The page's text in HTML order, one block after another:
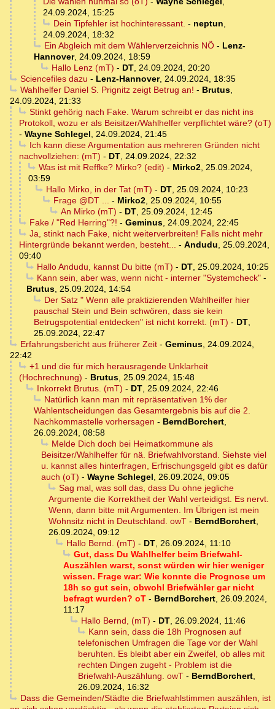
24.09.2024, 15:25
Dein Tipfehler ist hochinteressant. - neptun,
24.09.2024, 18:32
Ein Abgleich mit dem Wählerverzeichnis NÖ- Lenz-
Hannover, 24.09.2024, 18:59
Hallo Lenz (mT) - DT, 24.09.2024, 20:20
Sciencefiles dazu - Lenz-Hannover, 24.09.2024, 18:35
Wahlhelfer Daniel S. Prignitz zeigt Betrug an! - Brutus,
24.09.2024, 21:33
Stinkt gehörig nach Fake. Warum schreibt er das nicht ins
Protokoll, wozu er als Beisitzer/Wahlhelfer verpflichtet wäre? (oT)
- Wayne Schlegel, 24.09.2024, 21:45
Ich kann diese Argumentation aus mehreren Gründen nicht
nachvollziehen: (mT) - DT, 24.09.2024, 22:32
Was ist mit Reffke? Mirko? (edit) - Mirko2, 25.09.2024,
03:59
Hallo Mirko, in der Tat (mT) - DT, 25.09.2024, 10:23
Frage @DT ... - Mirko2, 25.09.2024, 10:55
An Mirko (mT) - DT, 25.09.2024, 12:45
Fake / "Red Herring"?! - Geminus, 24.09.2024, 22:45
Ja, stinkt nach Fake, nicht weiterverbreiten! Falls nicht mehr
Hintergründe bekannt werden, besteht... - Andudu, 25.09.2024,
09:40
Hallo Andudu, kannst Du bitte (mT) - DT, 25.09.2024, 10:25
Kann sein, aber was, wenn nicht - interner "Systemcheck"-
Brutus, 25.09.2024, 14:54
Der Satz " Wenn alle praktizierenden Wahlheilfer hier
pauschal Stein und Bein schwören, dass sie kein
Betrugspotential entdecken" ist nicht korrekt. (mT) - DT,
25.09.2024, 22:47
Erfahrungsbericht aus früherer Zeit- Geminus, 24.09.2024,
22:42
+1 und die für mich herausragende Unklarheit
(Hochrechnung) - Brutus, 25.09.2024, 15:48
Inkorrekt Brutus. (mT) - DT, 25.09.2024, 22:46
Natürlich kann man mit repräsentativen 1% der
Wahlentscheidungen das Gesamtergebnis bis auf die 2.
Nachkommastelle vorhersagen - BerndBorchert,
26.09.2024, 08:58
Melde Dich doch bei Heimatkommune als
Beisitzer/Wahlhelfer für nä. Briefwahlvorstand. Siehste viel
u. kannst alles hinterfragen, Erfrischungsgeld gibt es dafür
auch (oT) - Wayne Schlegel, 26.09.2024, 09:05
Sag mal, was soll das, dass Du ohne jegliche
Argumente die Korrektheit der Wahl verteidigst. Es nervt.
Wenn, dann bitte mit Argumenten. Im Übrigen ist mein
Wohnsitz nicht in Deutschland. owT - BerndBorchert,
26.09.2024, 09:12
Hallo Bernd. (mT) - DT, 26.09.2024, 11:10
Gut, dass Du Wahlhelfer beim Briefwahl-
Auszählen warst, sonst würden wir hier weniger
wissen. Frage war: Wie konnte die Prognose um
18h so gut sein, obwohl Briefwähler gar nicht
befragt wurden? oT - BerndBorchert, 26.09.2024,
11:17
Hallo Bernd, (mT) - DT, 26.09.2024, 11:46
Kann sein, dass die 18h Prognosen auf
telefonischen Umfragen die Tage vor der Wahl
beruhten. Es bleibt aber ein Zweifel, ob alles mit
rechten Dingen zugeht - Problem ist die
Briefwahl-Auszählung. owT - BerndBorchert,
26.09.2024, 16:32
Dass die Gemeinden/Städte die Briefwahlstimmen auszählen, ist